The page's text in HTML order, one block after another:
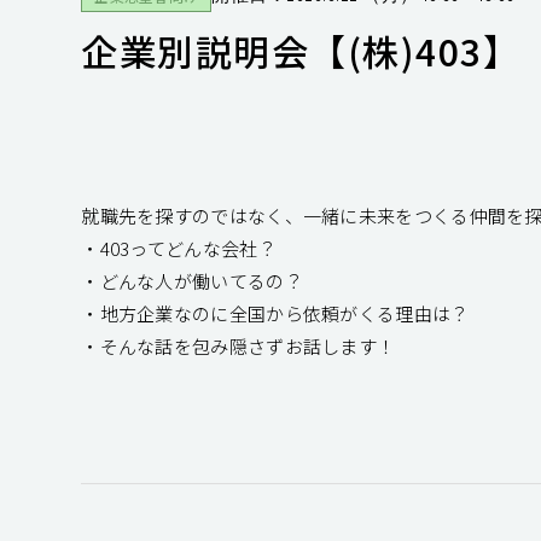
企業別説明会【(株)403】
就職先を探すのではなく、一緒に未来をつくる仲間を探
・403ってどんな会社？
・どんな人が働いてるの？
・地方企業なのに全国から依頼がくる理由は？
・そんな話を包み隠さずお話します！